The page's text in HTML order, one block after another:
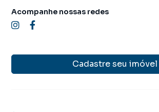
Cadastre seu imóvel
Acompanhe nossas redes